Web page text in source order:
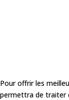
Pour offrir les
permettra de traiter